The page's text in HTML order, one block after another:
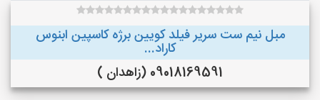
مبل نیم ست سریر فیلد کویین برژه کاسپین ابنوس
کاراد...
09018169591 (زاهدان )